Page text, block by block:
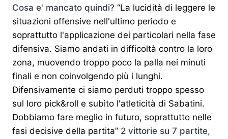
Cosa e' mancato quindi? “La lucidità di leggere le
situazioni offensive nell'ultimo periodo e
soprattutto l'applicazione dei particolari nella fase
difensiva. Siamo andati in difficoltà contro la loro
zona, muovendo troppo poco la palla nei minuti
finali e non coinvolgendo più i lunghi.
Difensivamente ci siamo perduti troppo spesso
sul loro pick&roll e subìto l'atleticità di Sabatini.
Dobbiamo fare meglio in futuro, soprattutto nelle
fasi decisive della partita” 2 vittorie su 7 partite,